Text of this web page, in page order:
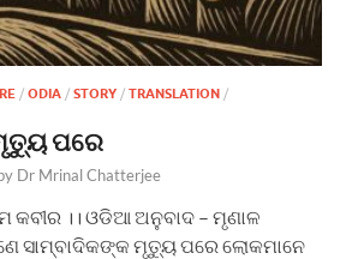
/ ODIA / STORY / TRANSLATION /
ପରେ
Dr Mrinal Chatterjee
କବୀର ।। ଓଡିଆ ଅନୁବାଦ – ମୃଣାଳ
ସାମ୍ବାଦିକଙ୍କ ମୃତ୍ୟୁ ପରେ ଲୋକମାନେ